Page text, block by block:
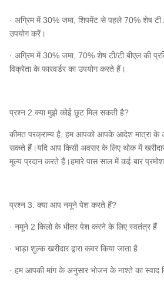
· अग्रिम में 30% जमा, शिपमेंट से पहले 70% शेष टी /
उपयोग करें।
· अग्रिम में 30% जमा, 70% शेष टी/टी बीएल की
विक्रेता के फारवर्डर का उपयोग करते हैं।
प्रश्न 2.क्या मुझे कोई छूट मिल सकती है?
कीमत परक्राम्य है, हम आपको आपके आदेश मात्रा
सकते हैं।यदि आप किसी अवसर के लिए थोक में
मूल्य प्रदान करते हैं।हमारे पास साल में कई बार
प्रश्न 3. क्या आप नमूने पेश करते हैं?
· नमूने 2 किलो के भीतर पेश करने के लिए स्वतंत्र हैं
· भाड़ा शुल्क खरीदार द्वारा कवर किया जाता है
· हम आपकी मांग के अनुसार भोजन के नाश्ते का